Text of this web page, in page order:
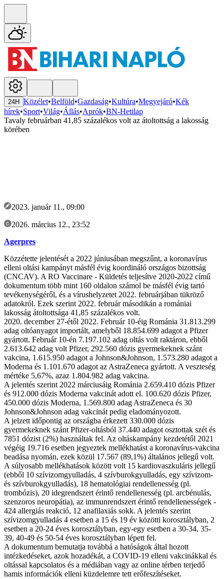
24H Közélet•Belföld•Gazdaság•Kultúra•Megyejáró•Kék
hírek•Sport•Világ•Állás•Aprók•BN-Hetilap
Tavaly februárban 41,85 százalékos volt az átoltottság a lakosság
körében
2023. január 11., 09:00
2026. március 12., 23:52
Agerpres
Közzétette jelentését a 2022 júniusában megszűnt, a koronavírus
elleni oltási kampányt másfél évig koordináló országos bizottság
(CNCAV). A RO Vaccinare - Küldetés teljesítve 2020-2022 című
dokumentum több mint 160 oldalon számol be másfél évig tartó
tevékenységéről, és a vírushelyzetet 2022. februárjában tükröző
adatokról. Ezek szerint 2022. február másodikán a romániai
lakosság átoltottsága 41,85 százalékos volt.
2020. december 27-étől 2022. Február 10-éig Románia 31.813.299
adag oltóanyagot importált, amelyből 18.854.699 adagot a Pfizer
gyártott. Február 10-én 7.197.102 adag oltás volt raktáron, ebből
2.613.642 adag volt Pfizer, 292.560 dózis gyermekeknek szánt
vakcina, 1.615.950 adagot a Johnson&Johnson, 1.573.280 adagot a
Moderna és 1.101.670 adagot az AstraZeneca gyártott. A veszteség
mértéke 5,67%, azaz 1.804.982 adag vakcina.
A jelentés szerint 2022 márciusáig Románia 2.659.410 dózis Pfizer
és 912.000 dózis Moderna vakcinát adott el. 100.620 dózis Pfizer,
450.000 dózis Moderna, 1.569.800 adag AstraZeneca és 30
Johnson&Johnson adag vakcinát pedig eladományozott.
A jelzett időpontig az országba érkezett 330.000 dózis
gyermekeknek szánt Pfizer-oltásból 37.440 adagot osztottak szét és
7851 dózist (2%) használtak fel. Az oltáskampány kezdetétől 2021
végéig 19.716 esetben jegyeztek mellékhatást a koronavírus-vakcina
beadása nyomán, ezek közül 17.567 (89,1%) általános jellegű volt.
A súlyosabb mellékhatások között volt 15 kardiovaszkuláris jellegű
(ebből 10 szívizomgyulladás, 4 szívburokgyulladás, egy szívizom-
és szívburokgyulladás), 18 hematológiai rendellenesség (pl.
trombózis), 20 idegrendszert érintő rendellenesség (pl. arcbénulás,
szenzoros neuropátia), az immunrendszert érintő rendellenességek -
424 allergiás reakció, 12 anafilaxiás sokk. A jelentés szerint
szívizomgyulladás 4 esetben a 15 és 19 év közötti korosztályban, 2
esetben a 20-24 éves korosztályban, egy-egy esetben a 30-34, 35-
39, 40-49 és 50-54 éves korosztályban lépett fel.
A dokumentum bemutatja továbbá a hatóságok által hozott
intézkedéseket, azok hozadékát, a COVID-19 elleni vakcinákkal és
oltással kapcsolatos és a médiában vagy az online térben terjedő
hamis információk elleni küzdelemre tett erőfeszítéseket.